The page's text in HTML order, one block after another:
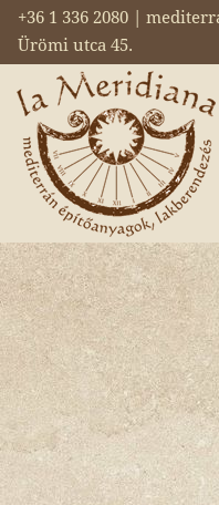
+36 1 336 2080 |
Ürömi utca 45.